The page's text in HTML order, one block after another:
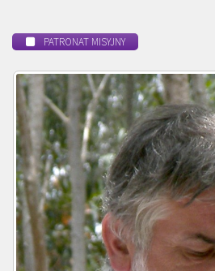
PATRONAT MISYJNY